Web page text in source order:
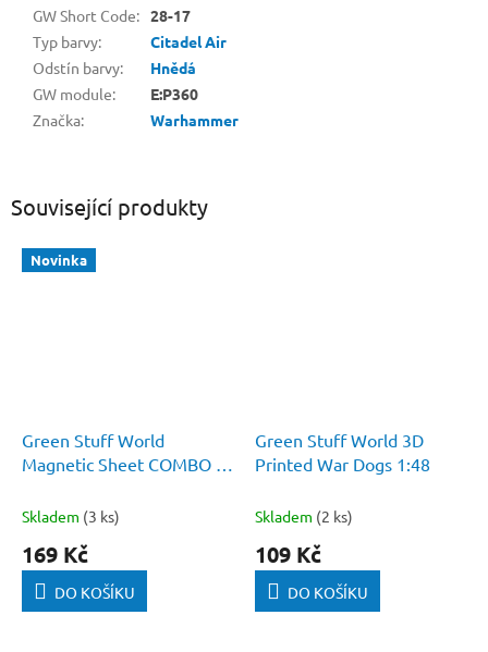
Související produkty
Novinka
Green Stuff World
Magnetic Sheet COMBO -
Skladem (3 ks)
169 Kč
DO KOŠÍKU
Green Stuff World 3D
Printed War Dogs 1:48
Skladem (2 ks)
109 Kč
DO KOŠÍKU
GW Short Code: 28-17
Typ barvy:
Citadel Air
Odstín barvy:
Hnědá
GW module:
E:P360
Značka: Warhammer